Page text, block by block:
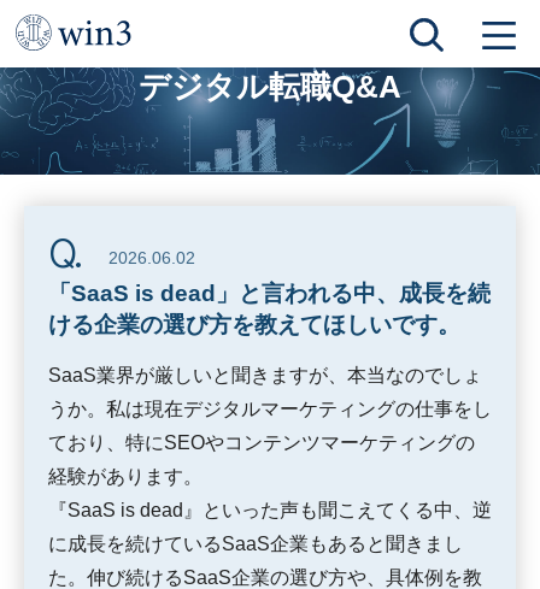
TOP
「SaaS is dead」と言われる中、成長を続ける企業の選び方を教えてほしいです。
デジタル転職Q&A
2026.06.02
「SaaS is dead」と言われる中、成長を続
ける企業の選び方を教えてほしいです。
SaaS業界が厳しいと聞きますが、本当なのでしょ
うか。私は現在デジタルマーケティングの仕事をし
ており、特にSEOやコンテンツマーケティングの
経験があります。
『SaaS is dead』といった声も聞こえてくる中、逆
に成長を続けているSaaS企業もあると聞きまし
た。伸び続けるSaaS企業の選び方や、具体例を教